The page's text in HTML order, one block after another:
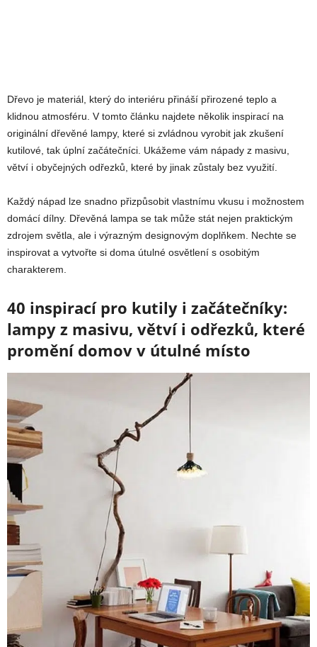
Dřevo je materiál, který do interiéru přináší přirozené teplo a
klidnou atmosféru. V tomto článku najdete několik inspirací na
originální dřevěné lampy, které si zvládnou vyrobit jak zkušení
kutilové, tak úplní začátečníci. Ukážeme vám nápady z masivu,
větví i obyčejných odřezků, které by jinak zůstaly bez využití.
Každý nápad lze snadno přizpůsobit vlastnímu vkusu i možnostem
domácí dílny. Dřevěná lampa se tak může stát nejen praktickým
zdrojem světla, ale i výrazným designovým doplňkem. Nechte se
inspirovat a vytvořte si doma útulné osvětlení s osobitým
charakterem.
40 inspirací pro kutily i začátečníky:
lampy z masivu, větví i odřezků, které
promění domov v útulné místo